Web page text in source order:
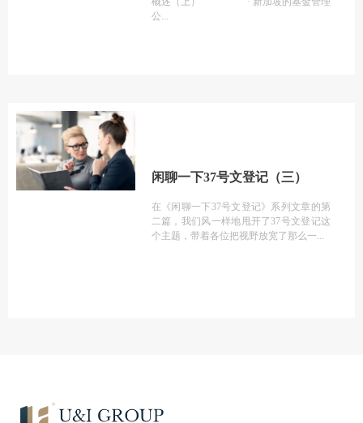
公
闲聊一下37号文登记（三）
在《闲聊一下37号文登记》系列文章的第
二篇，我们风一样地甩开了37号文登记这
个主题，带着各位把视野放宽了那么一